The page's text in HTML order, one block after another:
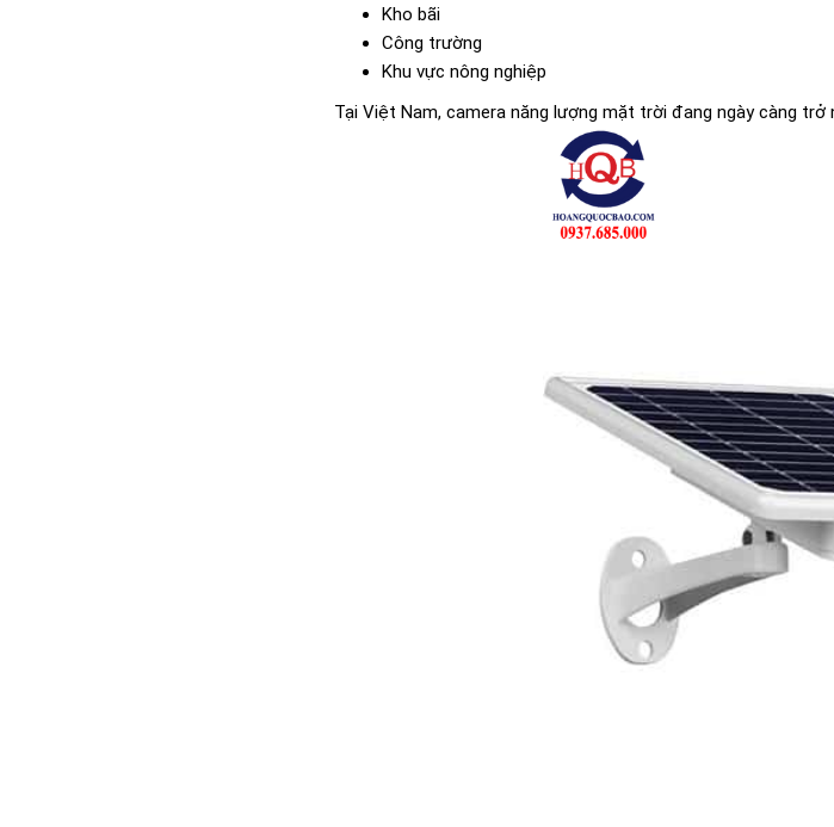
Kho bãi
Công trường
Khu vực nông nghiệp
Tại Việt Nam, camera năng lượng mặt trời đang ngày càng